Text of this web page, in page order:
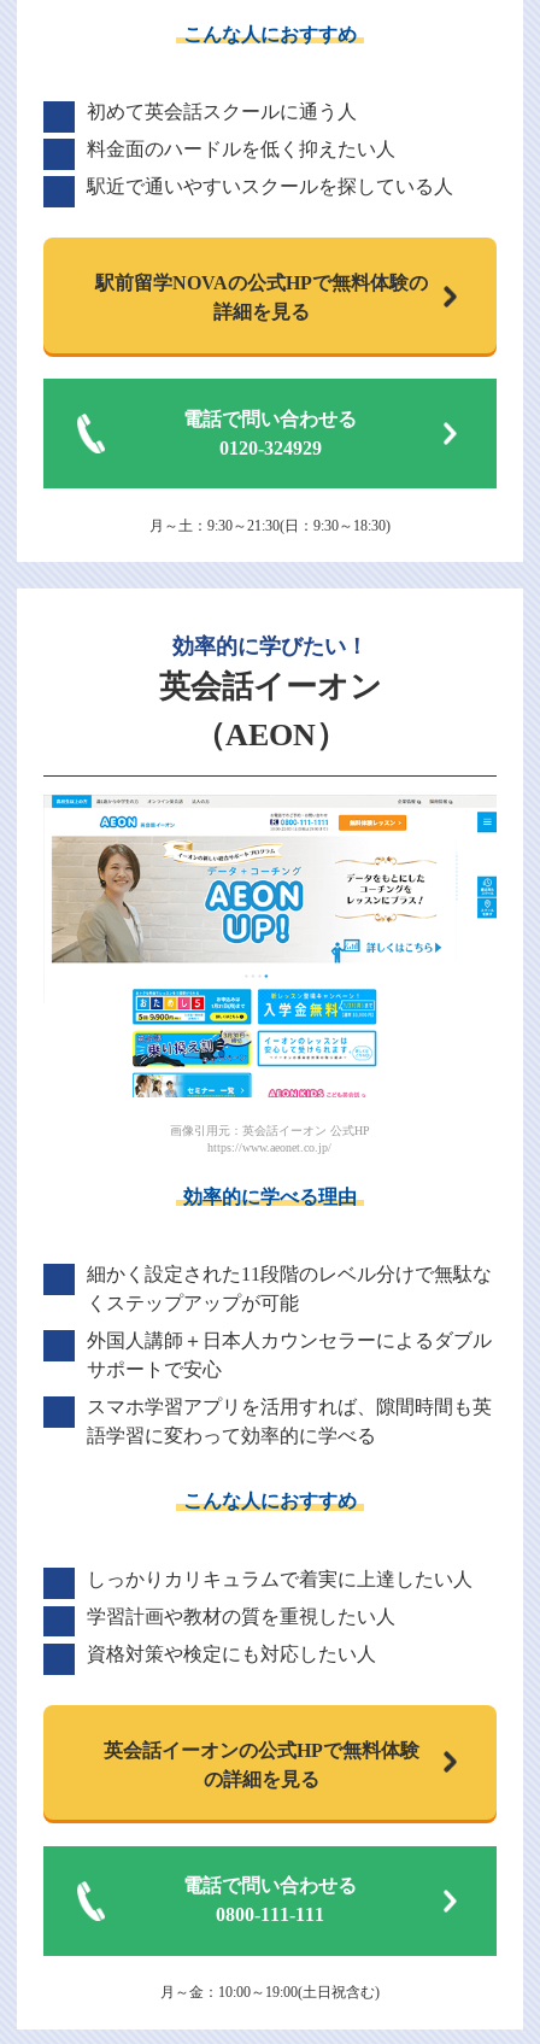
こんな人におすすめ
初めて英会話スクールに通う人
料金面のハードルを低く抑えたい人
駅近で通いやすいスクールを探している人
駅前留学NOVAの公式HPで無料体験の
詳細を見る
電話で問い合わせる
0120-324929
月～土：9:30～21:30(日：9:30～18:30)
効率的に学びたい！
英会話イーオン
（AEON）
画像引用元：英会話イーオン 公式HP
https://www.aeonet.co.jp/
効率的に学べる理由
細かく設定された11段階のレベル分けで無駄な
くステップアップが可能
外国人講師＋日本人カウンセラーによるダブル
サポートで安心
スマホ学習アプリを活用すれば、隙間時間も英
語学習に変わって効率的に学べる
こんな人におすすめ
しっかりカリキュラムで着実に上達したい人
学習計画や教材の質を重視したい人
資格対策や検定にも対応したい人
英会話イーオンの公式HPで無料体験
の詳細を見る
電話で問い合わせる
0800-111-111
月～金：10:00～19:00(土日祝含む)